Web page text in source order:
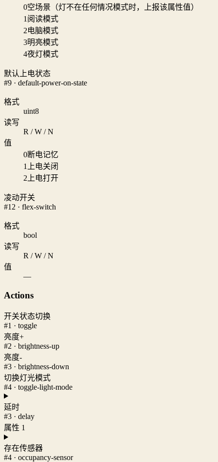
0空场景（灯不在任何情况模式时，上报该属性值）
1 阅读模式
2电脑模式
3明亮模式
4夜灯模式
默认上电状态
#9 · default-power-on-state
格式
uint8
读写
R / W / N
值
0断电记忆
1
上电关闭
2 上电打开
凌动开关
#12 · flex-switch
格式
bool
读写
R / W / N
值
—
Actions
开关状态切换
#1 · toggle
亮度+
#2 · brightness-up
亮度-
#3 · brightness-down
切换灯光模式
#4 · toggle-light-mode
延时
#3 · delay
属性 1
存在传感器
#4 · occupancy-sensor